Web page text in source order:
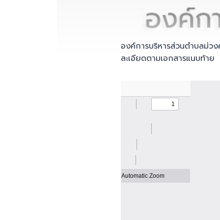
องค์การบริหารส่วนตำบลม่ว
ละเอียดตามเอกสารแนบท้าย